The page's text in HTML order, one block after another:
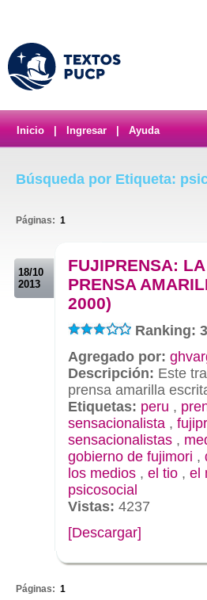
Inicio Ingresar Ayuda
Búsqueda por Etiqueta:
Páginas: 1
18/10
2013
FUJIPRENSA:
PRENSA
2000)
Ranking:
Agregado por:
Descripción: Este
prensa amarilla
Etiquetas: peru ,
sensacionalista ,
sensacionalistas ,
gobierno de fujimori ,
los medios , el tio , el
psicosocial
Vistas: 4237
[Descargar]
Páginas: 1